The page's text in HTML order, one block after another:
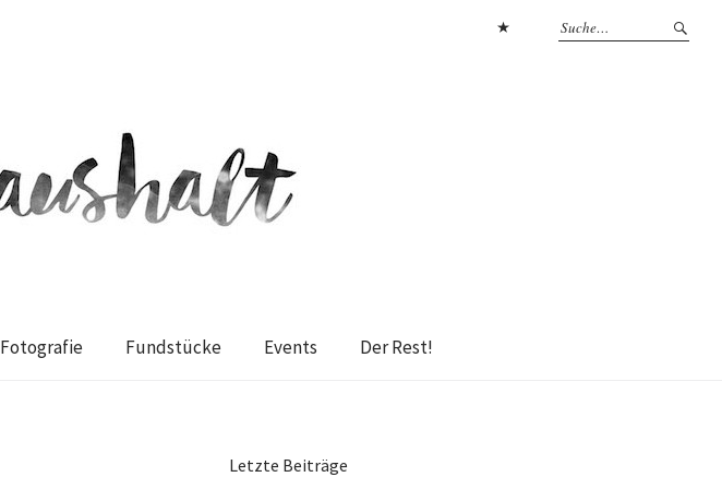
Fotografie Fundstücke Events Der Rest!
Letzte Beiträge